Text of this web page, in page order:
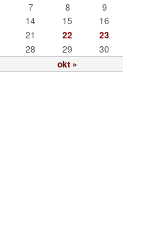
okt »
7 8
9
14 15
16
21 22
23
28 29 30